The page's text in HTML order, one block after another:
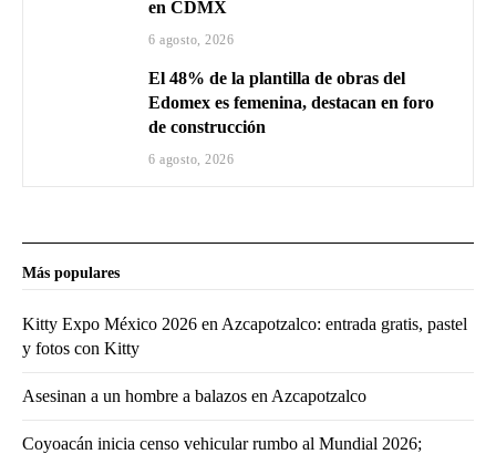
en CDMX
6 agosto, 2026
El 48% de la plantilla de obras del
Edomex es femenina, destacan en foro
de construcción
6 agosto, 2026
Más populares
Kitty Expo México 2026 en Azcapotzalco: entrada gratis, pastel
y fotos con Kitty
Asesinan a un hombre a balazos en Azcapotzalco
Coyoacán inicia censo vehicular rumbo al Mundial 2026;